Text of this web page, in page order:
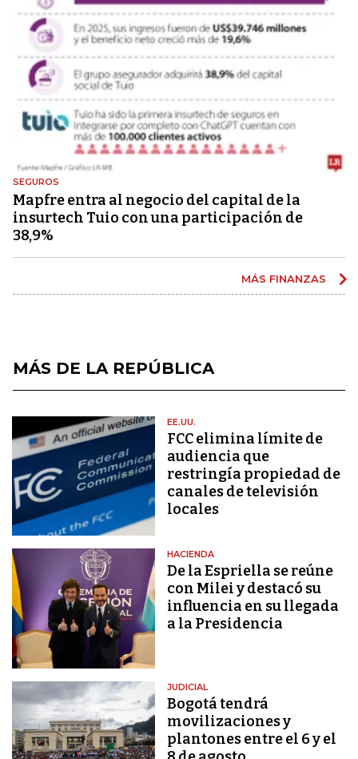
SEGUROS
Mapfre entra al negocio del capital de la
insurtech Tuio con una participación de
38,9%
MÁS FINANZAS
MÁS DE LA REPÚBLICA
EE.UU.
FCC elimina límite de
audiencia que
restringía propiedad de
canales de televisión
locales
HACIENDA
De la Espriella se reúne
con Milei y destacó su
influencia en su llegada
a la Presidencia
JUDICIAL
Bogotá tendrá
movilizaciones y
plantones entre el 6 y el